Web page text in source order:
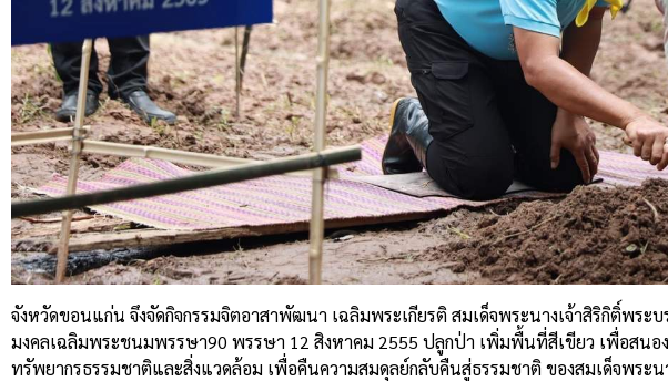
จังหวัดขอนแก่น จึงจัดกิจกรรมจิตอาสาพัฒนา เฉลิมพระเกียรติสมเด็จพระนางเจ้าสิริกิติ์พระบ
มงคลเฉลิมพระชนมพรรษา90 พรรษา 12 สิงหาคม 2555 ปลูกป่า เพิ่มพื้นที่สีเขียว เพื่อสนอ
ทรัพยากรธรรมชาติและสิ่งแวดล้อม เพื่อคืนความสมดุลย์กลับคืนสู่ธรรมชาติของสมเด็จพระน